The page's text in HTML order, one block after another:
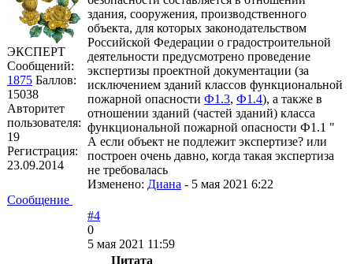
ЭКСПЕРТ
Сообщений:
1875 Баллов:
15038
Авторитет
пользователя:
19
Регистрация:
23.09.2014
здания, сооружения, производственного
объекта, для которых законодательством
Российской Федерации о градостроительной
деятельности предусмотрено проведение
экспертизы проектной документации (за
исключением зданий классов функциональной
пожарной опасности Ф1.3, Ф1.4), а также в
отношении зданий (частей зданий) класса
функциональной пожарной опасности Ф1.1 "
А если объект не подлежит экспертизе? или
построен очень давно, когда такая экспертиза
не требовалась
Изменено: Диана - 5 мая 2021 6:22
Сообщение
#4
0
5 мая 2021 11:59
Цитата